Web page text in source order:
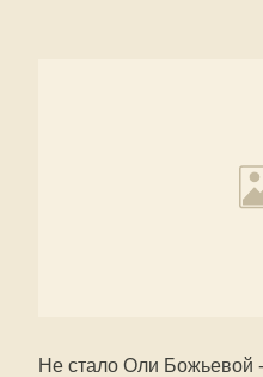
Не стало Оли Божьевой